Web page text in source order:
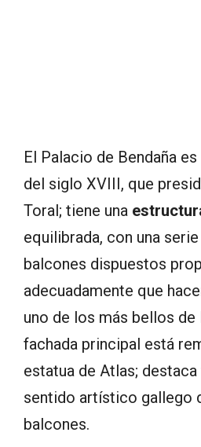
El Palacio de Bendaña es
del siglo XVIII, que
Toral; tiene una
equilibrada, con una
balcones dispuestos
adecuadamente que
uno de los más bellos de
fachada principal está
estatua de Atlas;
sentido artístico gallego
balcones.